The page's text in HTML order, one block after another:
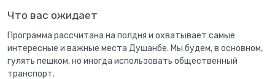
Что вас ожидает
Программа рассчитана на полдня и охватывает самые
интересные и важные места Душанбе. Мы будем, в основном,
гулять пешком, но иногда использовать общественный
транспорт.